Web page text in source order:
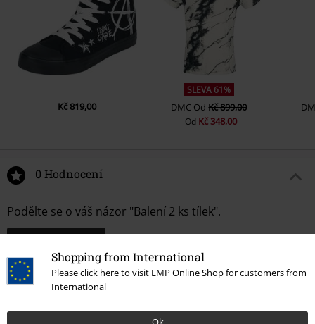
Shopping from International
Please click here to visit EMP Online Shop for customers from
International
Kč 819,00
SLEVA 61%
DMC OdKč 899,00
Od Kč 348,00
0 Hodnocení
Podělte se o váš názor "Balení 2 ks tílek".
Napsat hodnocení